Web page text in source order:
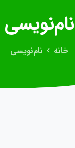
نام‌نویسی
خانه نام‌نویسی